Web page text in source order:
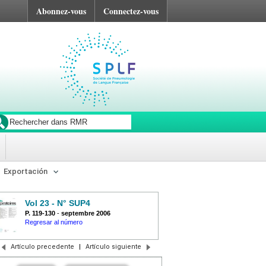
Abonnez-vous Connectez-vous
Exportación
Vol 23 - N° SUP4
P. 119-130 - septembre 2006
Regresar al número
Artículo precedente | Artículo siguiente